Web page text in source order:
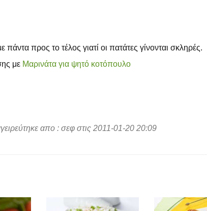
προς το τέλος γιατί οι πατάτες γίνονται σκληρές.
με Μαρινάτα για ψητό κοτόπουλο
απο : σεφ στις 2011-01-20 20:09